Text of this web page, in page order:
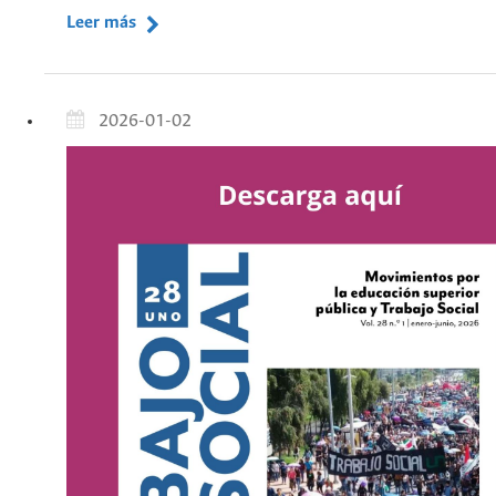
Leer más
2026-01-02